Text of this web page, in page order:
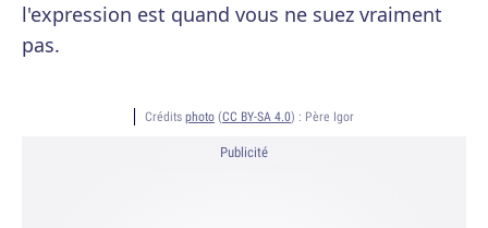
l'expression est quand vous ne suez vraiment
pas.
Crédits photo (CC BY-SA 4.0) : Père Igor
Publicité